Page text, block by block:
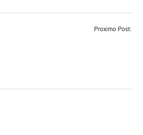
Proximo Post: